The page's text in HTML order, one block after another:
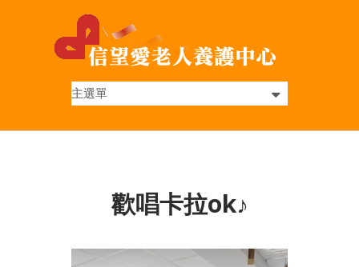
歡唱卡拉ok♪